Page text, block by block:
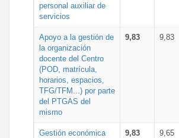
personal auxiliar de
servicios
Apoyo a la gestión de
la organización
docente del Centro
(POD, matrícula,
horarios, espacios,
TFG/TFM...) por parte
del PTGAS del
mismo
9,83 9,83
Gestión económica
9,83 9,65